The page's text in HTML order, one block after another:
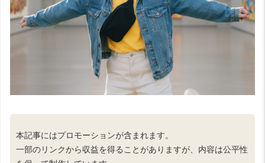
本記事にはプロモーションが含まれます。
一部のリンクから収益を得ることがありますが、内容は公平性